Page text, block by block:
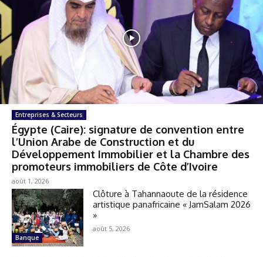
Entreprises & Secteurs
Égypte (Caire): signature de convention entre
l’Union Arabe de Construction et du
Développement Immobilier et la Chambre des
promoteurs immobiliers de Côte d’Ivoire
août 1, 2026
Banque
Clôture à Tahannaoute de la résidence
artistique panafricaine « JamSalam 2026
»
août 5, 2026